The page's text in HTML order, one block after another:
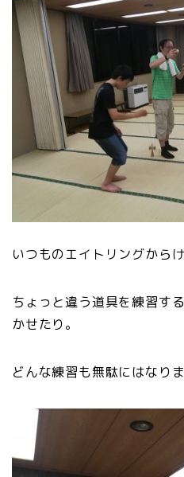
いつものエイトリングからけ
ちょっと違う道具を練習す
かせたり。
どんな練習も無駄にはなりま